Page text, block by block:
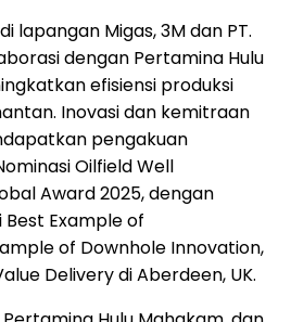
lapangan Migas,3Mdan PT.
dengan Pertamina Hulu
efisiensi produksi
. Inovasi dan kemitraan
pengakuan
Oilfield Well
Award 2025, dengan
Example of
of Downhole Innovation,
Delivery diAberdeen, UK.